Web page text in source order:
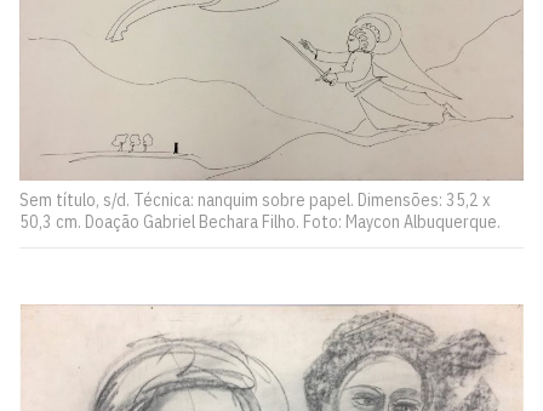
Sem título, s/d. Técnica: nanquim sobre papel. Dimensões: 35,2 x
50,3 cm. Doação Gabriel Bechara Filho. Foto: Maycon Albuquerque.